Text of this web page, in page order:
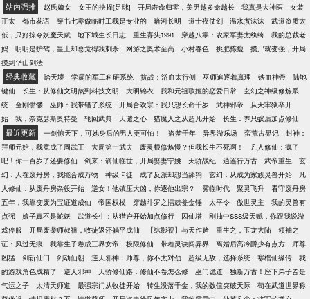
站内强推 赵氏嫡女 女王的抉择[足球] 开局寿命归零，美男越多命越长 我真是大神医
女装
正太
都市花语 穿书七零做临时工我是专业的 暗河长明 道士夜仗剑 温水煮沫沫
武道资质太
低，只好掠夺妖魔天赋
地下城生长日志 重生寡头1991 穿越八零：农家军妻太纨绔
我的总裁老
妈
明明是护驾，皇上却总觉得我刺杀 网游之奥术至高 小村春色 挑肥拣瘦
摸尸就变强，开局
摸到华山剑法
经典收藏 踏天境 学霸的军工科研系统 抗战：浴血太行侧 巫师追逐着真理 铁血神帝
陆地
键仙
长生：从修仙文明熬到科技文明 大明锦衣 我和元祖歌姬的恋爱日常
玄幻之神级修炼系
统
金刚骷髅 巫师：我带错了系统 开局合欢宗：我只想长命千岁 武神邪帝
从天牢狱卒开
始
我，奈克瑟斯奥特曼 轮回武典 天谴之心 猎魔人之从超凡开始 长生：养只蚁后加点修仙
最近更新 一剑惊天下，可她身后的男人更可怕！ 盗梦千年 异界游乐场 蛮荒古界记
封神：
拜师元始，我竟成了周武王
大周第一武夫 废灵根修炼慢？但我长生不死啊！
凡人修仙：疯了
吧！你一百岁了还要修仙
剑来：谪仙临世，开局娶妻宁姚 天骄战纪 逍遥行万古 武帝重生
玄
幻：人在废丹房，我能合成万物
神级卡徒 成了反派却想当舔狗 玄幻：从成为家族灵兽开始
凡
人修仙：从废丹房杂役开始
逆女！他镇压大凶，你逐他出宗？ 雾临时代 聚灵飞升
看守废丹房
五年，我靠变废为宝证道成仙
帝国权杖 穿越斗罗之擂鼓瓮金锤 太平令 傲世灵主
我的灵兽有
点强
娘子真不是蛇妖 武道长生：从猎户开始加点修行 囚仙塔
刚抽中SSS级天赋，你跟我说游
戏停服
开局废柴师叔祖，收徒返还躺平成仙 【综影视】与天作赌 重生之，玉龙大陆
领袖之
证：风过无痕
我靠生子卷成三界女帝 极限修仙 带着灵诀闯异界 离婚后高冷爵少有点方
师尊
凶猛
剑斩仙门 剑动仙朝 逆天邪神：师尊，你不太对劲 超级无敌，选择系统 寒棺仙缘传
我
的游戏角色成精了
逆天邪神 天骄修仙路：修仙不卷怎么修 巫门诡道
独断万古！座下弟子皆是
气运之子
太清天师道 最强宗门从收徒开始 转生没落千金，我的数值突破天际
苟在武道世界称